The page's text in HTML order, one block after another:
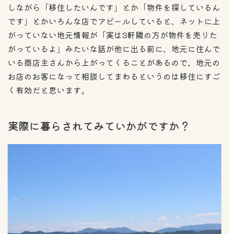
しながら「移住したいんです」とか「物件を探しているん
です」とかいろんな店でアピールしていると、ネットに上
がっていない地元情報が「実は3軒隣の方が物件を売りた
がっているよ」みたいな話が他に出る前に、地元に住んで
いる商店主さんから上がってくることがあるので、地元の
お店のお客になって相談してまわるというのは移住にすご
く有効だと思います。
実際に暮らされてみていかがですか？